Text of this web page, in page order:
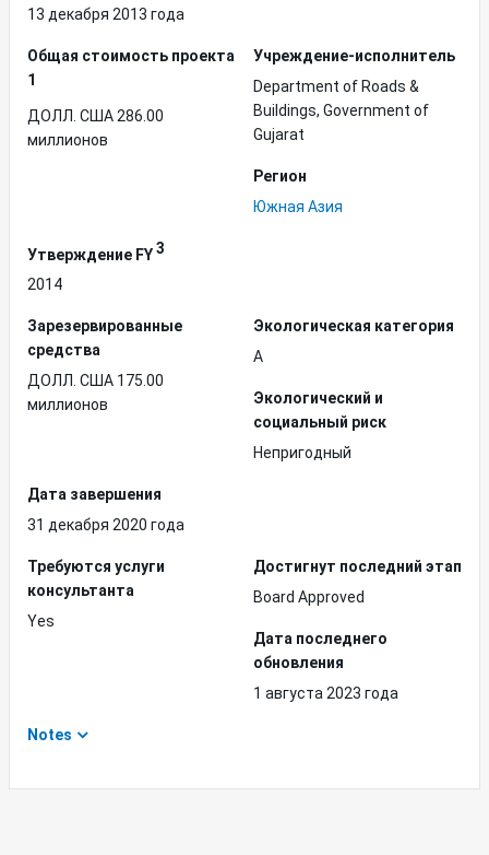
13 декабря 2013 года
Общая стоимость проекта
1
ДОЛЛ. США 286.00
миллионов
Учреждение-исполнитель
Department of Roads &
Buildings, Government of
Gujarat
Регион
Южная Азия
Утверждение FY3
2014
Зарезервированные
средства
ДОЛЛ. США 175.00
миллионов
Экологическая категория
A
Экологический и
социальный риск
Непригодный
Дата завершения
31 декабря 2020 года
Требуются услуги
консультанта
Yes
Достигнут последний этап
Board Approved
Дата последнего
обновления
1 августа 2023 года
Notes